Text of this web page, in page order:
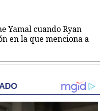
Yamal cuando Ryan
en la que menciona a